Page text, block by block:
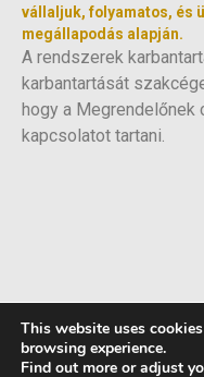
vállaljuk, folyamatos, és
megállapodás alapján.
A rendszerek
karbantartását
hogy a Megrendelőnek
kapcsolatot tartani.
This website uses
browsing experience.
Find out more or adjust